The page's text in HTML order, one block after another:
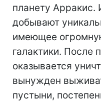
планету Арракис.
добывают
имеющее
галактики. После
оказывается
вынужден
пустыни,